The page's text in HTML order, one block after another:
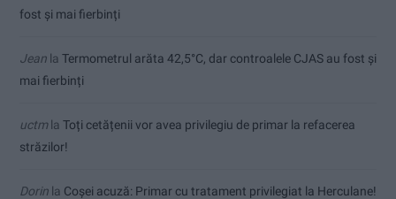
fost și mai fierbinți
Jean la Termometrul arăta 42,5°C, dar controalele CJAS au fost și
mai fierbinți
uctmla Toți cetățenii vor avea privilegiu de primar la refacerea
străzilor!
Dorin la Coșei acuză: Primar cu tratament privilegiat la Herculane!